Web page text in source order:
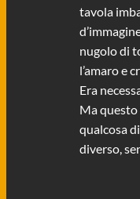
tavola
nugolo di
l’amaro e
Era
Ma questo
qualcosa
diverso,